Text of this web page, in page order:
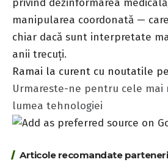
privind dezinformarea
manipularea coordonată —
chiar dacă sunt interpretate
anii trecuți.
Ramai la curent cu noutatile
Urmareste-ne pentru cele mai
lumea tehnologiei
Articole recomandate parteneri